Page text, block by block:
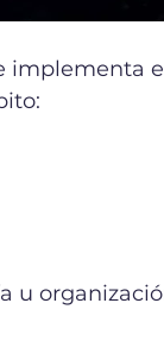
implementa
u